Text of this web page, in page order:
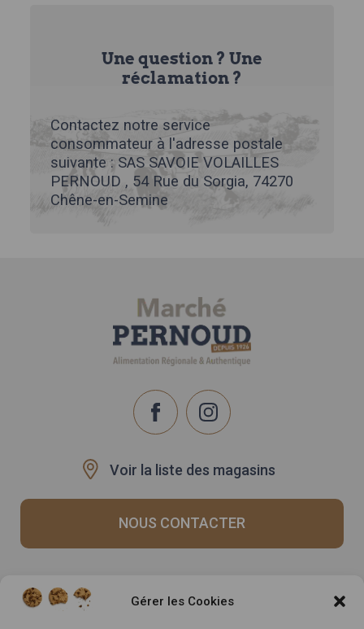
Gérer les Cookies
Une question ? Une
réclamation ?
Contactez notre service
consommateur à l'adresse postale
suivante : SAS SAVOIE VOLAILLES
PERNOUD , 54 Rue du Sorgia, 74270
Chêne-en-Semine
Voir la liste des magasins
NOUS CONTACTER
Recrutement
Rappels produits